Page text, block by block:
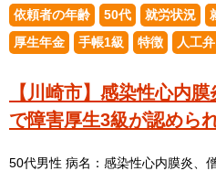
依頼者の年齢 50代 就労状況
厚生年金
手帳1級 特徴 人工弁
【川崎市】感染性心内
で障害厚生3級が認めら
50代男性 病名：感染性心内膜炎、